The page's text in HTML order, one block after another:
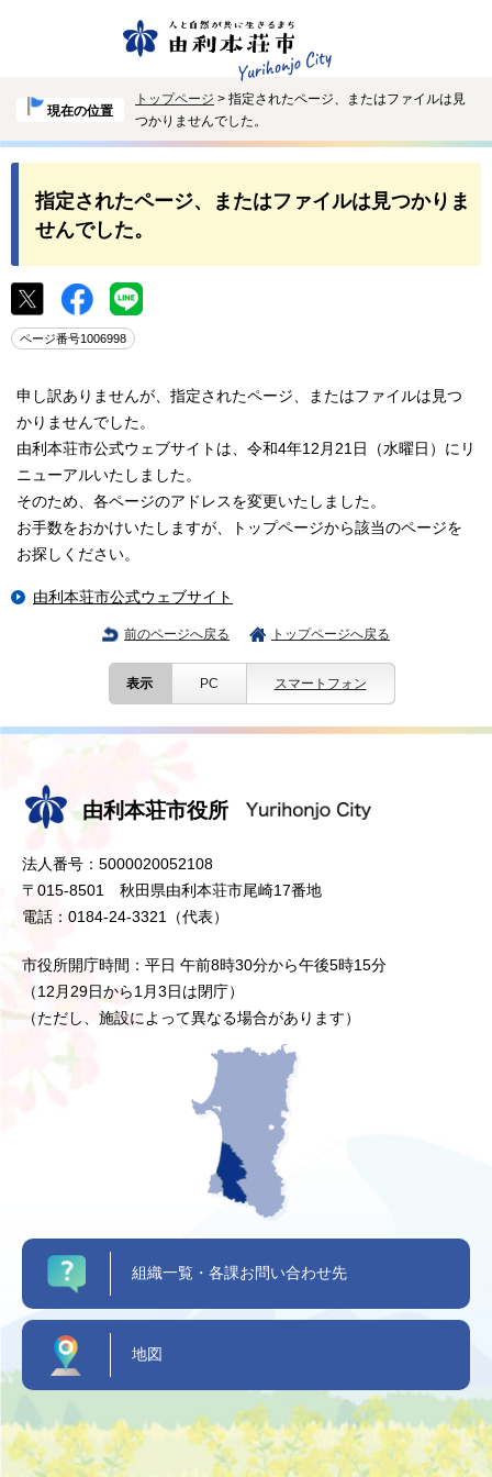
現在の位置
トップページ > 指定されたページ、またはファイルは見
つかりませんでした。
指定されたページ、またはファイルは見つかりま
せんでした。
ページ番号1006998
申し訳ありませんが、指定されたページ、またはファイルは見つ
かりませんでした。
由利本荘市公式ウェブサイトは、令和4年12月21日（水曜日）にリ
ニューアルいたしました。
そのため、各ページのアドレスを変更いたしました。
お手数をおかけいたしますが、トップページから該当のページを
お探しください。
由利本荘市公式ウェブサイト
前のページへ戻る トップページへ戻る
表示 PC スマートフォン
由利本荘市役所
法人番号：5000020052108
〒015-8501 秋田県由利本荘市尾崎17番地
電話：0184-24-3321（代表）
市役所開庁時間：平日 午前8時30分から午後5時15分
（12月29日から1月3日は閉庁）
（ただし、施設によって異なる場合があります）
組織一覧・各課お問い合わせ先
地図